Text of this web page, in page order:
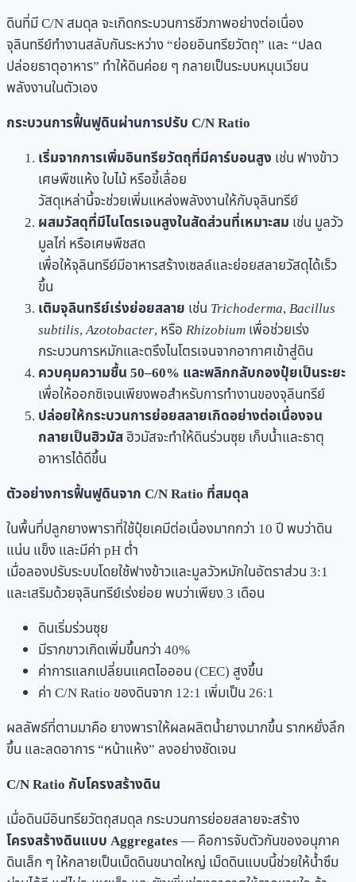
ดินที่มี C/N สมดุล จะเกิดกระบวนการชีวภาพอย่างต่อเนื่อง
จุลินทรีย์ทำงานสลับกันระหว่าง “ย่อยอินทรียวัตถุ” และ “ปลด
ปล่อยธาตุอาหาร” ทำให้ดินค่อย ๆ กลายเป็นระบบหมุนเวียน
พลังงานในตัวเอง
กระบวนการฟื้นฟูดินผ่านการปรับ C/N Ratio
เริ่มจากการเพิ่มอินทรียวัตถุที่มีคาร์บอนสูง เช่น ฟางข้าว
เศษพืชแห้ง ใบไม้ หรือขี้เลื่อย
วัสดุเหล่านี้จะช่วยเพิ่มแหล่งพลังงานให้กับจุลินทรีย์
ผสมวัสดุที่มีไนโตรเจนสูงในสัดส่วนที่เหมาะสม เช่น มูลวัว
มูลไก่ หรือเศษพืชสด
เพื่อให้จุลินทรีย์มีอาหารสร้างเซลล์และย่อยสลายวัสดุได้เร็ว
ขึ้น
เติมจุลินทรีย์เร่งย่อยสลาย เช่น Trichoderma,Bacillus
subtilis,Azotobacter, หรือRhizobiumเพื่อช่วยเร่ง
กระบวนการหมักและตรึงไนโตรเจนจากอากาศเข้าสู่ดิน
ควบคุมความชื้น 50–60% และพลิกกลับกองปุ๋ยเป็นระยะ
เพื่อให้ออกซิเจนเพียงพอสำหรับการทำงานของจุลินทรีย์
ปล่อยให้กระบวนการย่อยสลายเกิดอย่างต่อเนื่องจน
กลายเป็นฮิวมัสฮิวมัสจะทำให้ดินร่วนซุย เก็บน้ำและธาตุ
อาหารได้ดีขึ้น
ตัวอย่างการฟื้นฟูดินจาก C/N Ratio ที่สมดุล
ในพื้นที่ปลูกยางพาราที่ใช้ปุ๋ยเคมีต่อเนื่องมากกว่า 10 ปี พบว่าดิน
แน่น แข็ง และมีค่า pH ต่ำ
เมื่อลองปรับระบบโดยใช้ฟางข้าวและมูลวัวหมักในอัตราส่วน 3:1
และเสริมด้วยจุลินทรีย์เร่งย่อย พบว่าเพียง 3 เดือน
ดินเริ่มร่วนซุย
มีรากขาวเกิดเพิ่มขึ้นกว่า 40%
ค่าการแลกเปลี่ยนแคตไอออน (CEC) สูงขึ้น
ค่า C/N Ratio ของดินจาก 12:1 เพิ่มเป็น 26:1
ผลลัพธ์ที่ตามมาคือ ยางพาราให้ผลผลิตน้ำยางมากขึ้น รากหยั่งลึก
ขึ้น และลดอาการ “หน้าแห้ง” ลงอย่างชัดเจน
C/N Ratio กับโครงสร้างดิน
เมื่อดินมีอินทรียวัตถุสมดุล กระบวนการย่อยสลายจะสร้าง
โครงสร้างดินแบบ Aggregates— คือการจับตัวกันของอนุภาค
ดินเล็ก ๆ ให้กลายเป็นเม็ดดินขนาดใหญ่ เม็ดดินแบบนี้ช่วยให้น้ำซึม